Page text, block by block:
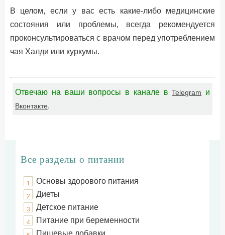
В целом, если у вас есть какие-либо медицинские
состояния или проблемы, всегда рекомендуется
проконсультироваться с врачом перед употреблением
чая Халди или куркумы.
Отвечаю на ваши вопросы в канале вTelegram и
Вконтакте.
Все разделы о питании
1 Основы здорового питания
2 Диеты
3 Детское питание
4 Питание при беременности
Пищевые добавки